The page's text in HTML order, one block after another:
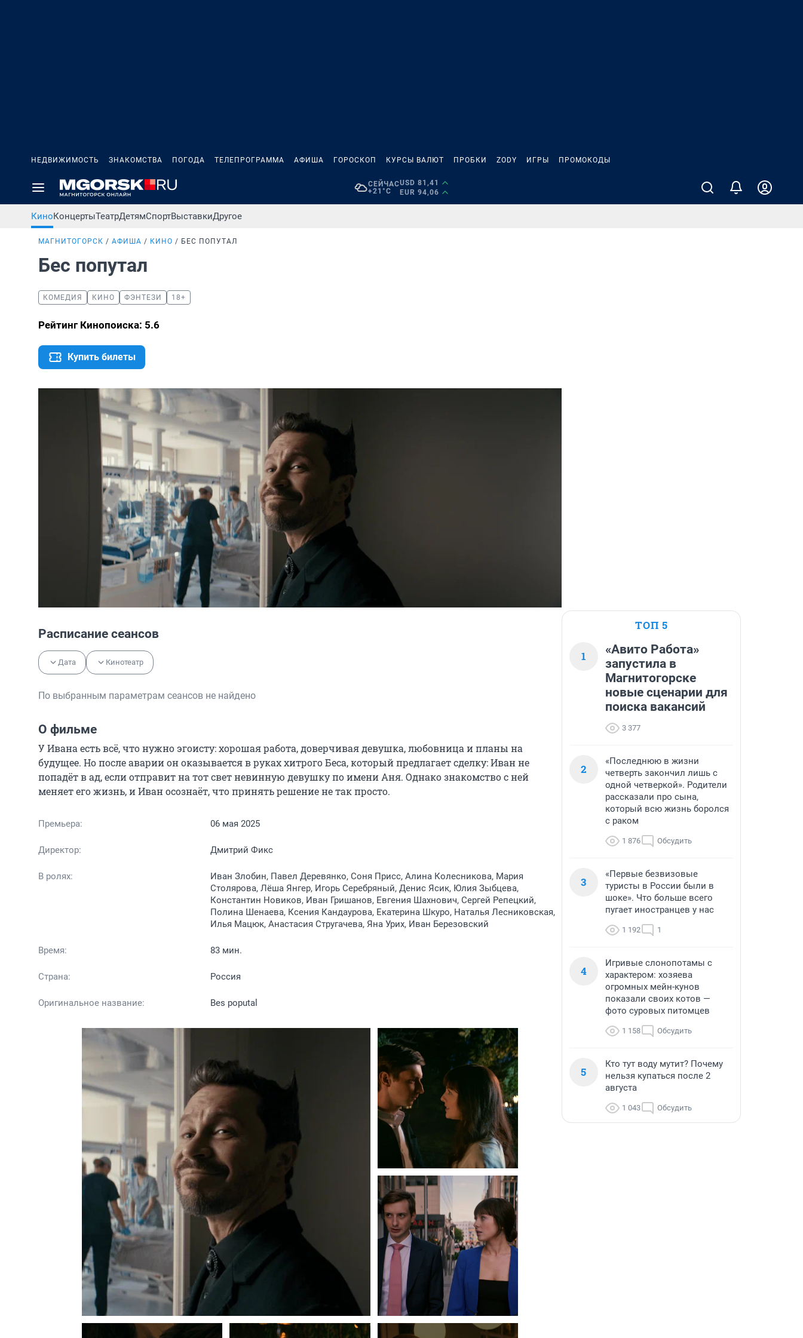
НЕДВИЖИМОСТЬ ЗНАКОМСТВА ПОГОДА ТЕЛЕПРОГРАММА АФИША ГОРОСКОП КУРСЫ ВАЛЮТ ПРОБКИ ZODY ИГРЫ ПРОМОКОДЫ
СЕЙЧАС
+21°C
USD 81,41
EUR 94,06
КиноКонцертыТеатрДетямСпортВыставкиДругое
МАГНИТОГОРСК АФИША КИНО БЕС ПОПУТАЛ
Бес попутал
КОМЕДИЯ КИНО ФЭНТЕЗИ 18+
Рейтинг Кинопоиска: 5.6
Купить билеты
Расписание сеансов
Дата Кинотеатр
По выбранным параметрам сеансов не найдено
О фильме
У Ивана есть всё, что нужно эгоисту: хорошая работа, доверчивая девушка, любовница и планы на
будущее. Но после аварии он оказывается в руках хитрого Беса, который предлагает сделку: Иван не
попадёт в ад, если отправит на тот свет невинную девушку по имени Аня. Однако знакомство с ней
меняет его жизнь, и Иван осознаёт, что принять решение не так просто.
Премьера: 06 мая 2025
Директор: Дмитрий Фикс
В ролях:
Иван Злобин, Павел Деревянко, Соня Присс, Алина Колесникова, Мария
Столярова, Лёша Янгер, Игорь Серебряный, Денис Ясик, Юлия Зыбцева,
Константин Новиков, Иван Гришанов, Евгения Шахнович, Сергей Репецкий,
Полина Шенаева, Ксения Кандаурова, Екатерина Шкуро, Наталья Лесниковская,
Илья Мацюк, Анастасия Стругачева, Яна Урих, Иван Березовский
Время: 83 мин.
Страна: Россия
Оригинальное название: Bes poputal
ТОП 5
1
«Авито Работа»
запустила в
Магнитогорске
новые сценарии для
поиска вакансий
3 377
2
«Последнюю в жизни
четверть закончил лишь с
одной четверкой». Родители
рассказали про сына,
который всю жизнь боролся
с раком
1 876 Обсудить
3
«Первые безвизовые
туристы в России были в
шоке». Что больше всего
пугает иностранцев у нас
1 192 1
4
Игривые слонопотамы с
характером: хозяева
огромных мейн-кунов
показали своих котов —
фото суровых питомцев
1 158 Обсудить
5
Кто тут воду мутит? Почему
нельзя купаться после 2
августа
1 043 Обсудить